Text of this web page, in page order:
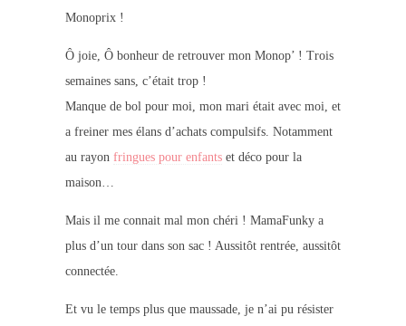
Monoprix !
Ô joie, Ô bonheur de retrouver mon Monop’ ! Trois
semaines sans, c’était trop !
Manque de bol pour moi, mon mari était avec moi, et
a freiner mes élans d’achats compulsifs. Notamment
au rayon fringues pour enfantset déco pour la
maison…
Mais il me connait mal mon chéri ! MamaFunky a
plus d’un tour dans son sac ! Aussitôt rentrée, aussitôt
connectée.
Et vu le temps plus que maussade, je n’ai pu résister